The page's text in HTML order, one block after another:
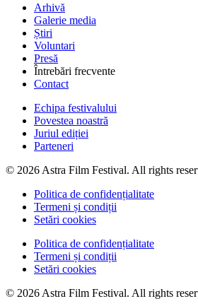
Arhivă
Galerie media
Știri
Voluntari
Presă
Întrebări frecvente
Contact
Echipa festivalului
Povestea noastră
Juriul ediției
Parteneri
© 2026 Astra Film Festival. All rights
Politica de confidențialitate
Termeni și condiții
Setări cookies
Politica de confidențialitate
Termeni și condiții
Setări cookies
© 2026 Astra Film Festival. All rights